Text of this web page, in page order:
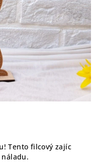
Tento filcový zajíc